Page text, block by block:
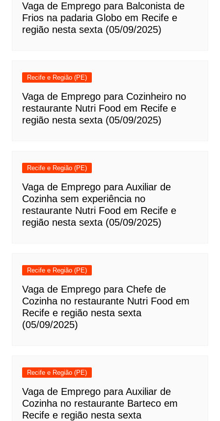
Vaga de Emprego para Balconista de
Frios na padaria Globo em Recife e
região nesta sexta (05/09/2025)
Recife e Região (PE)
Vaga de Emprego para Cozinheiro no
restaurante Nutri Food em Recife e
região nesta sexta (05/09/2025)
Recife e Região (PE)
Vaga de Emprego para Auxiliar de
Cozinha sem experiência no
restaurante Nutri Food em Recife e
região nesta sexta (05/09/2025)
Recife e Região (PE)
Vaga de Emprego para Chefe de
Cozinha no restaurante Nutri Food em
Recife e região nesta sexta
(05/09/2025)
Recife e Região (PE)
Vaga de Emprego para Auxiliar de
Cozinha no restaurante Barteco em
Recife e região nesta sexta